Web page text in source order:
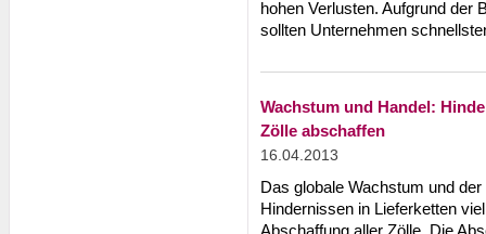
hohen Verlusten. Aufgrund der
sollten Unternehmen
Wachstum und Handel:
Zölle abschaffen
16.04.2013
Das globale Wachstum und
Hindernissen in Lieferketten
Abschaffung aller Zölle. Die